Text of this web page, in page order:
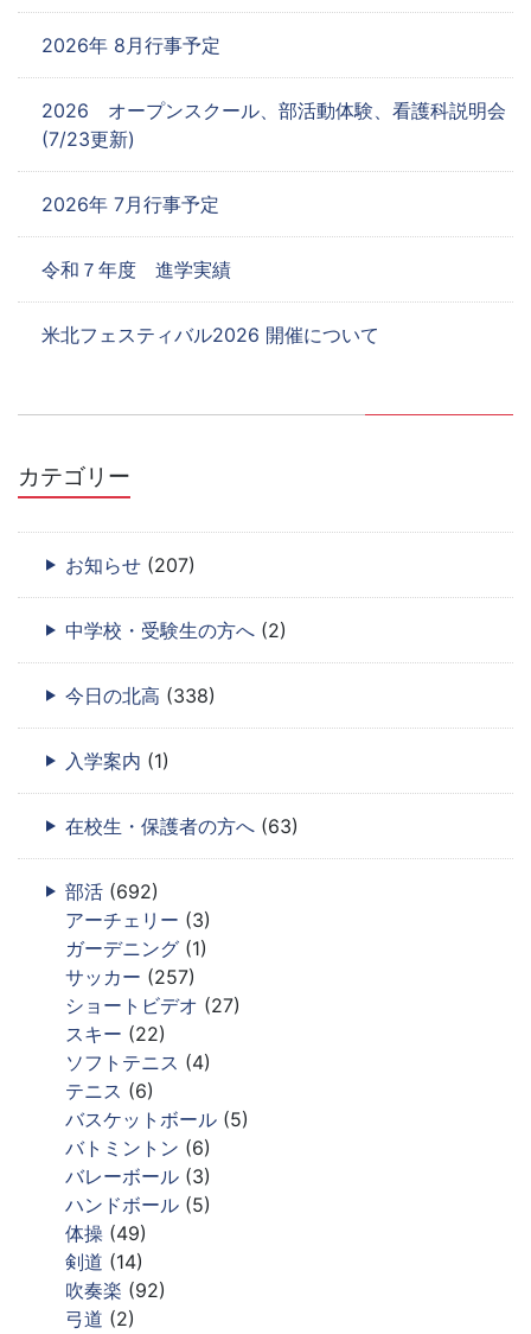
2026年 8月行事予定
2026 オープンスクール、部活動体験、看護科説明会
(7/23更新)
2026年 7月行事予定
令和７年度 進学実績
米北フェスティバル2026 開催について
カテゴリー
お知らせ (207)
中学校・受験生の方へ (2)
今日の北高 (338)
入学案内 (1)
在校生・保護者の方へ (63)
部活 (692)
アーチェリー (3)
ガーデニング (1)
サッカー (257)
ショートビデオ (27)
スキー (22)
ソフトテニス (4)
テニス (6)
バスケットボール (5)
バトミントン (6)
バレーボール (3)
ハンドボール (5)
体操 (49)
剣道 (14)
吹奏楽 (92)
弓道 (2)